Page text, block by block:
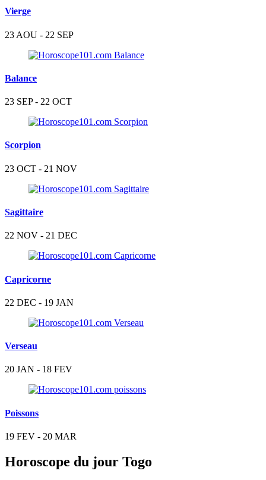
Vierge
23 AOU - 22 SEP
Balance
23 SEP - 22 OCT
Scorpion
23 OCT - 21 NOV
Sagittaire
22 NOV - 21 DEC
Capricorne
22 DEC - 19 JAN
Verseau
20 JAN - 18 FEV
Poissons
19 FEV - 20 MAR
Horoscope du jour Togo